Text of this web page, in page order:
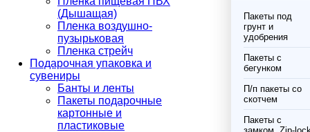
(Дышащая)
Пленка воздушно-
пузырьковая
Пленка стрейч
Подарочная упаковка и
сувениры
Банты и ленты
Пакеты подарочные
картонные и
пластиковые
Пакеты под
грунт и
удобрения
Пакеты с
бегунком
П/п пакеты со
скотчем
Пакеты с